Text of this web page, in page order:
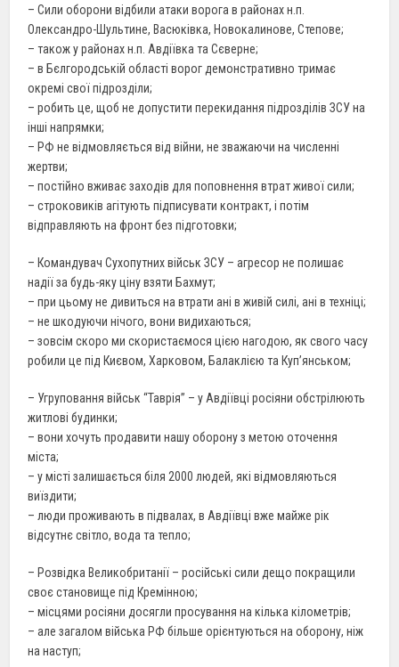
– Сили оборони відбили атаки ворога в районах н.п.
Олександро-Шультине, Васюківка, Новокалинове, Степове;
– також у районах н.п. Авдіївка та Сєверне;
– в Бєлгородській області ворог демонстративно тримає
окремі свої підрозділи;
– робить це, щоб не допустити перекидання підрозділів ЗСУ на
інші напрямки;
– РФ не відмовляється від війни, не зважаючи на численні
жертви;
– постійно вживає заходів для поповнення втрат живої сили;
– строковиків агітують підписувати контракт, і потім
відправляють на фронт без підготовки;
– Командувач Сухопутних військ ЗСУ – агресор не полишає
надії за будь-яку ціну взяти Бахмут;
– при цьому не дивиться на втрати ані в живій силі, ані в техніці;
– не шкодуючи нічого, вони видихаються;
– зовсім скоро ми скористаємося цією нагодою, як свого часу
робили це під Києвом, Харковом, Балаклією та Куп’янськом;
– Угруповання військ “Таврія” – у Авдіївці росіяни обстрілюють
житлові будинки;
– вони хочуть продавити нашу оборону з метою оточення
міста;
– у місті залишається біля 2000 людей, які відмовляються
виїздити;
– люди проживають в підвалах, в Авдіївці вже майже рік
відсутнє світло, вода та тепло;
– Розвідка Великобританії – російські сили дещо покращили
своє становище під Кремінною;
– місцями росіяни досягли просування на кілька кілометрів;
– але загалом війська РФ більше орієнтуються на оборону, ніж
на наступ;